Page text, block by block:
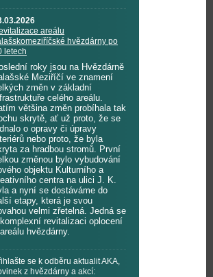
areálu
hvězdárny po
letech
roky jsou na Hvězdárně
Meziříčí ve znamení
změn v základní
celého areálu.
většina změn probíhala tak
skrytě, ať už proto, že se
o opravy či úpravy
nebo proto, že byla
za hradbou stromů. První
změnou bylo vybudování
objektu Kulturního a
centra na ulici J. K.
a nyní se dostáváme do
etapy, která je svou
velmi zřetelná. Jedná se
revitalizaci oplocení
hvězdárny.
se k odběru aktualit AKA,
z hvězdárny a akcí: